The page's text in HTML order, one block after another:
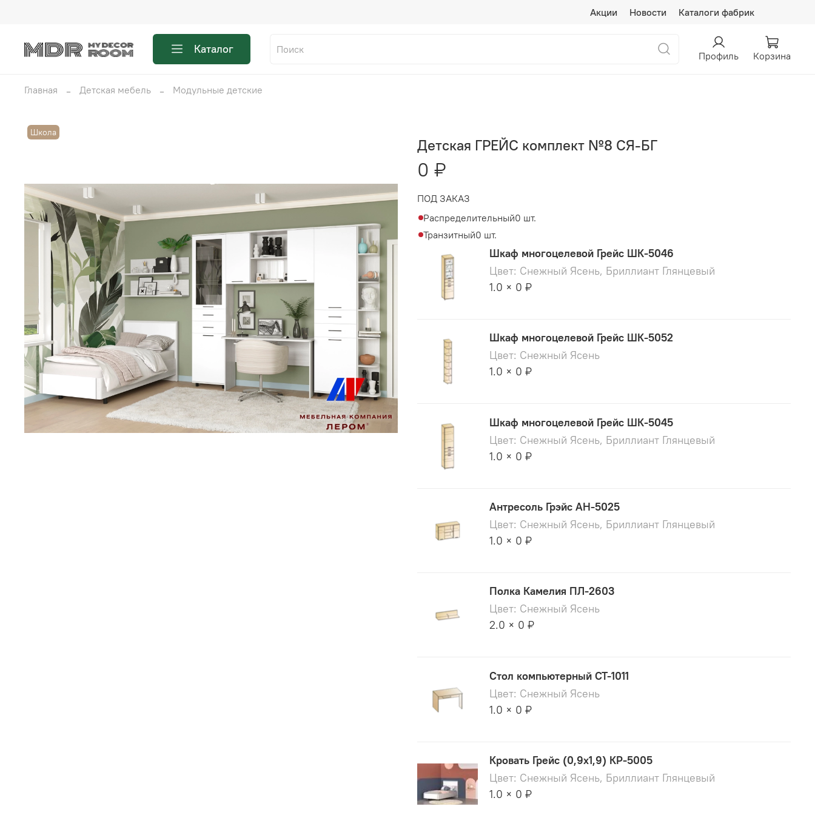
Акции Новости Каталоги фабрик
Каталог Профиль Корзина
Главная Детская мебель Модульные детские
Школа
Детская ГРЕЙС комплект №8 СЯ-БГ
0 ₽
ПОД ЗАКАЗ
Распределительный0 шт.
Транзитный0 шт.
Шкаф многоцелевой Грейс ШК-5046
Цвет: Снежный Ясень, Бриллиант Глянцевый
1.0 × 0 ₽
Шкаф многоцелевой Грейс ШК-5052
Цвет: Снежный Ясень
1.0 × 0 ₽
Шкаф многоцелевой Грейс ШК-5045
Цвет: Снежный Ясень, Бриллиант Глянцевый
1.0 × 0 ₽
Антресоль Грэйс АН-5025
Цвет: Снежный Ясень, Бриллиант Глянцевый
1.0 × 0 ₽
Полка Камелия ПЛ-2603
Цвет: Снежный Ясень
2.0 × 0 ₽
Стол компьютерный СТ-1011
Цвет: Снежный Ясень
1.0 × 0 ₽
Кровать Грейс (0,9х1,9) КР-5005
Цвет: Снежный Ясень, Бриллиант Глянцевый
1.0 × 0 ₽